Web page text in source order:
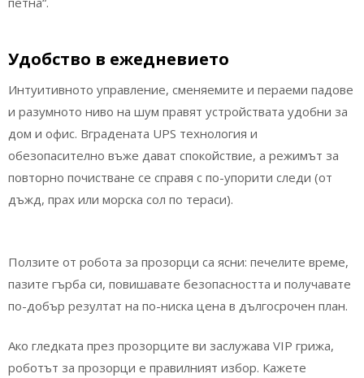
Удобство в ежедневието
Интуитивното управление, сменяемите и пераеми падове
и разумното ниво на шум правят устройствата удобни за
дом и офис. Вградената UPS технология и
обезопасително въже дават спокойствие, а режимът за
повторно почистване се справя с по-упорити следи (от
дъжд, прах или морска сол по тераси).
Ползите от робота за прозорци са ясни: печелите време,
пазите гърба си, повишавате безопасността и получавате
по-добър резултат на по-ниска цена в дългосрочен план.
Ако гледката през прозорците ви заслужава VIP грижа,
роботът за прозорци е правилният избор. Кажете